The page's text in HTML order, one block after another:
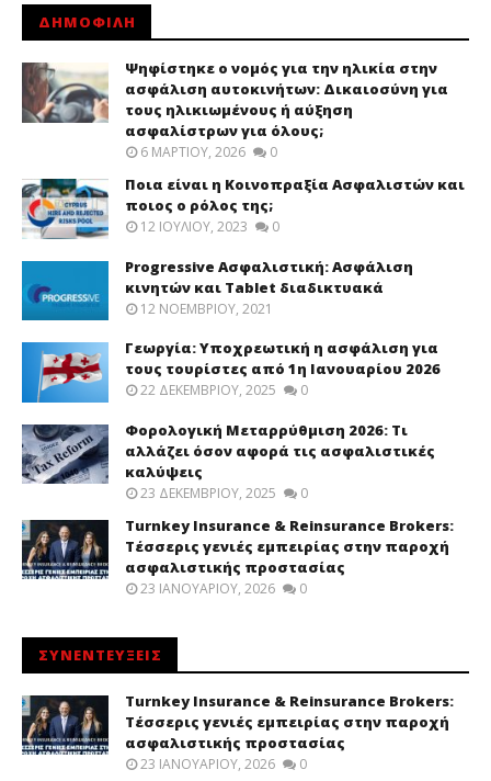
ΔΗΜΟΦΙΛΗ
Ψηφίστηκε ο νομός για την ηλικία στην
ασφάλιση αυτοκινήτων: Δικαιοσύνη για
τους ηλικιωμένους ή αύξηση
ασφαλίστρων για όλους;
6 ΜΑΡΤΊΟΥ, 2026 0
Ποια είναι η Κοινοπραξία Ασφαλιστών και
ποιος ο ρόλος της;
12 ΙΟΥΛΊΟΥ, 2023 0
Progressive Ασφαλιστική: Ασφάλιση
κινητών και Tablet διαδικτυακά
12 ΝΟΕΜΒΡΊΟΥ, 2021
Γεωργία: Υποχρεωτική η ασφάλιση για
τους τουρίστες από 1η Ιανουαρίου 2026
22 ΔΕΚΕΜΒΡΊΟΥ, 2025 0
Φορολογική Μεταρρύθμιση 2026: Τι
αλλάζει όσον αφορά τις ασφαλιστικές
καλύψεις
23 ΔΕΚΕΜΒΡΊΟΥ, 2025 0
Turnkey Insurance & Reinsurance Brokers:
Τέσσερις γενιές εμπειρίας στην παροχή
ασφαλιστικής προστασίας
23 ΙΑΝΟΥΑΡΊΟΥ, 2026 0
ΣΥΝΕΝΤΕΥΞΕΙΣ
Turnkey Insurance & Reinsurance Brokers:
Τέσσερις γενιές εμπειρίας στην παροχή
ασφαλιστικής προστασίας
23 ΙΑΝΟΥΑΡΊΟΥ, 2026 0